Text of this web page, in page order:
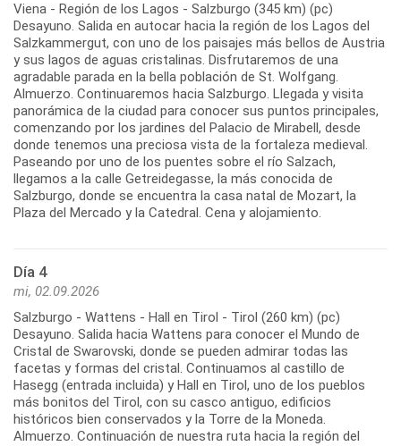
Viena - Región de los Lagos - Salzburgo (345 km) (pc)
Desayuno. Salida en autocar hacia la región de los Lagos del
Salzkammergut, con uno de los paisajes más bellos de Austria
y sus lagos de aguas cristalinas. Disfrutaremos de una
agradable parada en la bella población de St. Wolfgang.
Almuerzo. Continuaremos hacia Salzburgo. Llegada y visita
panorámica de la ciudad para conocer sus puntos principales,
comenzando por los jardines del Palacio de Mirabell, desde
donde tenemos una preciosa vista de la fortaleza medieval.
Paseando por uno de los puentes sobre el río Salzach,
llegamos a la calle Getreidegasse, la más conocida de
Salzburgo, donde se encuentra la casa natal de Mozart, la
Día 4
mi, 02.09.2026
Salzburgo - Wattens - Hall en Tirol - Tirol (260 km) (pc)
Desayuno. Salida hacia Wattens para conocer el Mundo de
Cristal de Swarovski, donde se pueden admirar todas las
facetas y formas del cristal. Continuamos al castillo de
Hasegg (entrada incluida) y Hall en Tirol, uno de los pueblos
más bonitos del Tirol, con su casco antiguo, edificios
históricos bien conservados y la Torre de la Moneda.
Almuerzo. Continuación de nuestra ruta hacia la región del